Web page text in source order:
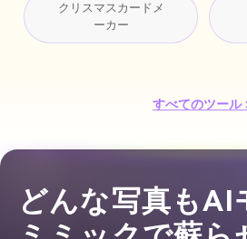
クリスマスカードメ
ーカー
すべてのツール
どんな写真もAI